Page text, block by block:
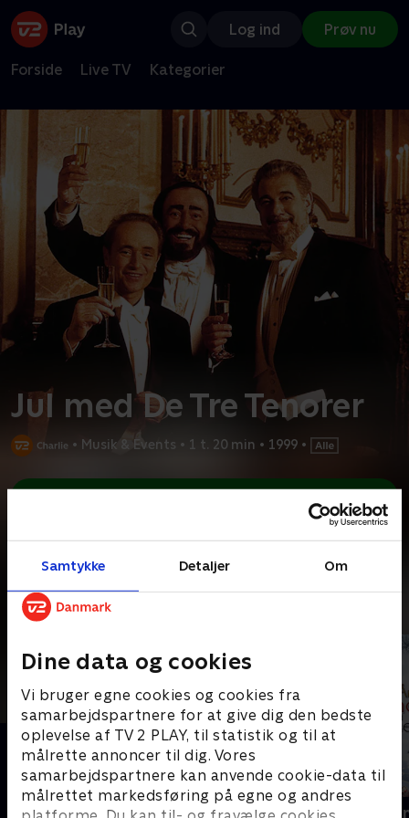
Samtykke Detaljer Om
Dine data og cookies
Vi bruger egne cookies og cookies fra
samarbejdspartnere for at give dig den bedste
oplevelse af TV 2 PLAY, til statistik og til at
målrette annoncer til dig. Vores
samarbejdspartnere kan anvende cookie-data til
målrettet markedsføring på egne og andres
Log ind Prøv nu
Forside Live TV Kategorier
Jul med De Tre Tenorer
• Musik & Events • 1 t. 20 min • 1999 •
Luciano Pavarotti, Plácido Domingo og José Carreras sætter
hinanden stævne i Wien, hvor de ved en
*Kræver pakken Basis. Administrer dit abonnement på Mit TV 2.
Andre så også
Queen - Live fra Wembley Årets